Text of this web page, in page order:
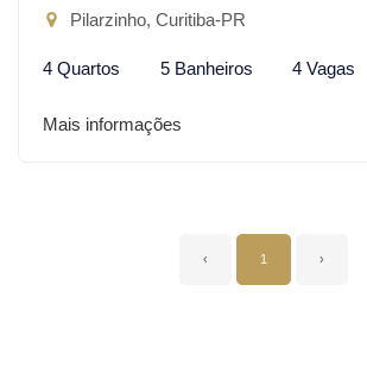
Pilarzinho, Curitiba-PR
4 Quartos 5 Banheiros 4 Vagas
Mais informações
‹ 1 ›